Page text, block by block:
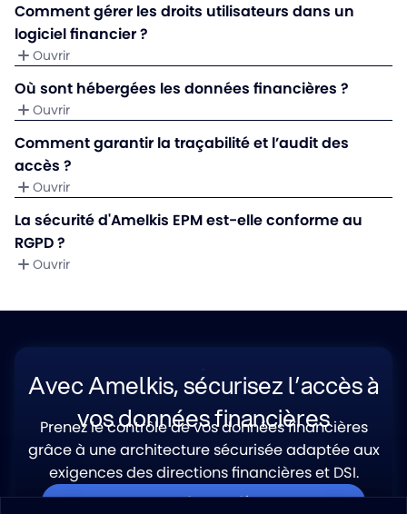
Comment gérer les droits utilisateurs dans un
logiciel financier ?
Ouvrir
Où sont hébergées les données financières ?
Ouvrir
Comment garantir la traçabilité et l’audit des
accès ?
Ouvrir
La sécurité d'Amelkis EPM est-elle conforme au
RGPD ?
Ouvrir
Avec Amelkis, sécurisez l’accès à
vos données financières
Prenez le contrôle de vos données financières
grâce à une architecture sécurisée adaptée aux
exigences des directions financières et DSI.
Demander une démo